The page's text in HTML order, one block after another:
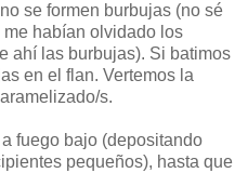
se formen burbujas (no sé
habían olvidado los
ahí las burbujas). Si batimos
en el flan. Vertemos la
s.
fuego bajo (depositando
pequeños), hasta que